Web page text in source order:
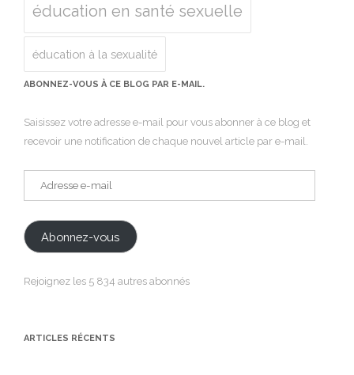
éducation en santé sexuelle
éducation à la sexualité
ABONNEZ-VOUS À CE BLOG PAR E-MAIL.
Saisissez votre adresse e-mail pour vous abonner à ce blog et
recevoir une notification de chaque nouvel article par e-mail.
Abonnez-vous
Rejoignez les 5 834 autres abonnés
ARTICLES RÉCENTS